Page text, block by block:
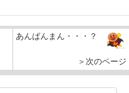
あんぱんまん・・・？
＞次のページ